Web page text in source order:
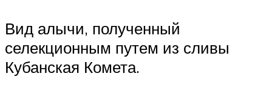
Вид алычи, полученный
селекционным путем из сливы
Кубанская Комета.